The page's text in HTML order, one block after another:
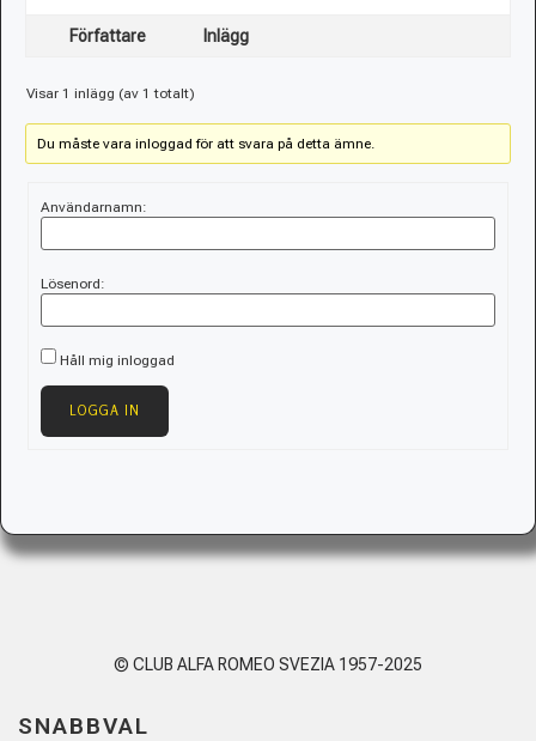
Författare Inlägg
Visar 1 inlägg (av 1 totalt)
Du måste vara inloggad för att svara på detta ämne.
Användarnamn:
Lösenord:
Håll mig inloggad
LOGGA IN
© CLUB ALFA ROMEO SVEZIA 1957-2025
SNABBVAL